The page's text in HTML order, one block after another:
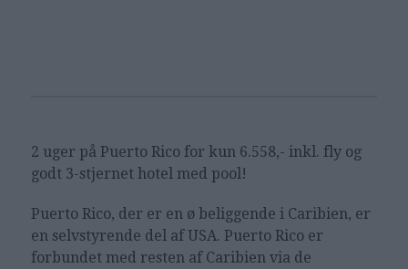
2 uger på Puerto Rico for kun 6.558,- inkl. fly og
godt 3-stjernet hotel med pool!
Puerto Rico, der er en ø beliggende i Caribien, er
en selvstyrende del af USA. Puerto Rico er
forbundet med resten af Caribien via de